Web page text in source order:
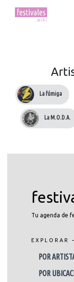
La fúmiga
La M.O.D.A.
Tu agenda de
EXPLORAR
POR
POR